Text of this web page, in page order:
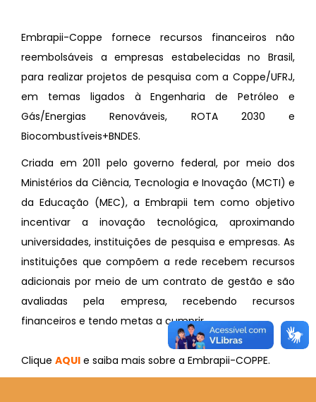
Embrapii-Coppe fornece recursos financeiros não
reembolsáveis a empresas estabelecidas no Brasil,
para realizar projetos de pesquisa com a Coppe/UFRJ,
em temas ligados à Engenharia de Petróleo e
Gás/Energias Renováveis, ROTA 2030 e
Biocombustíveis+BNDES.
Criada em 2011 pelo governo federal, por meio dos
Ministérios da Ciência, Tecnologia e Inovação (MCTI) e
da Educação (MEC), a Embrapii tem como objetivo
incentivar a inovação tecnológica, aproximando
universidades, instituições de pesquisa e empresas. As
instituições que compõem a rede recebem recursos
adicionais por meio de um contrato de gestão e são
avaliadas pela empresa, recebendo recursos
financeiros e tendo metas a cumprir.
Clique AQUI e saiba mais sobre a Embrapii-COPPE.